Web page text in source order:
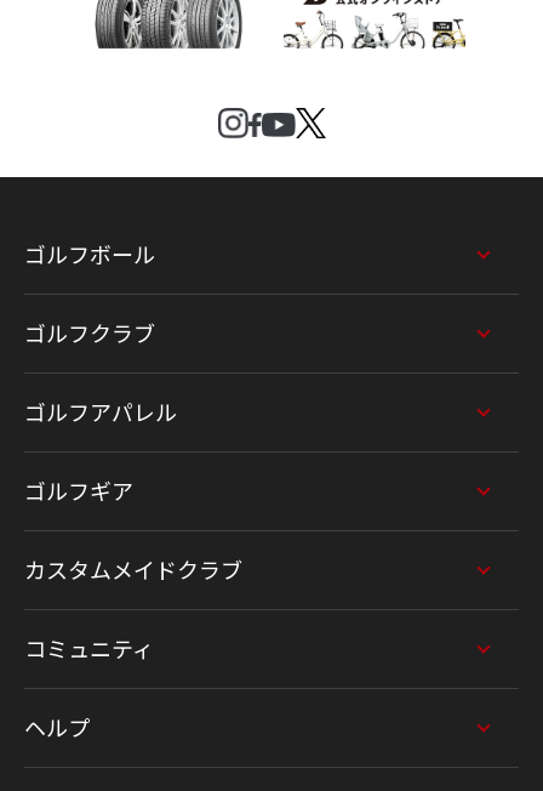
ゴルフボール
ゴルフクラブ
ゴルフアパレル
ゴルフギア
カスタムメイドクラブ
コミュニティ
ヘルプ